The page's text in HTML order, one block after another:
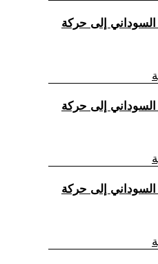
السوداني إلى حركة
السوداني إلى حركة
السوداني إلى حركة